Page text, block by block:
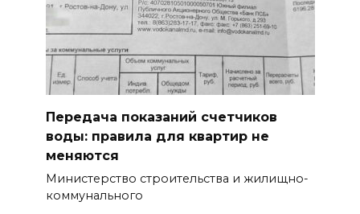
Передача показаний счетчиков
воды: правила для квартир не
меняются
Министерство строительства и жилищно-
коммунального